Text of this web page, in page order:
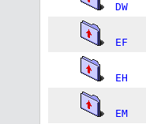
DW
EF
EH
EM